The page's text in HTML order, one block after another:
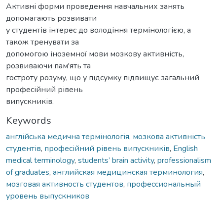
Активні форми проведення навчальних занять
допомагають розвивати
у студентів інтерес до володіння термінологією, а
також тренувати за
допомогою іноземної мови мозкову активність,
розвиваючи пам'ять та
гостроту розуму, що у підсумку підвищує загальний
професійний рівень
випускників.
Keywords
англійська медична термінологія, мозкова активність
студентів, професійний рівень випускників, English
medical terminology, students’ brain activity, professionalism
of graduates, английская медицинская терминология,
мозговая активность студентов, профессиональный
уровень выпускников